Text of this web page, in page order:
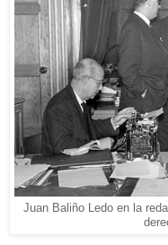
Juan Baliño Ledo en la